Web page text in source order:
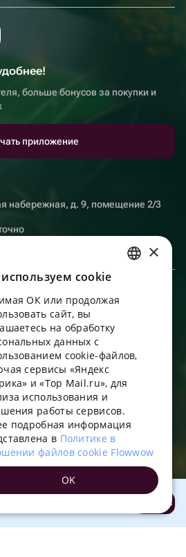
больше бонусов за покупки и
приложение
набережная, д. 9, помещение 2/3
данных
в области информационных
в сети “Интернет” по размещению
о реализации товаров.
, включенных в реестр
вычислительных машин и
«ФЛАУВАУ»
вн.тер. г. Муниципальный округ
д. 9, помещ. 2/3.
16-15
технологии
на первый заказ!
в приложении!
Открыть
ENGLISH
UKRAINIAN
PORTUGUESE
FRENCH
TURKISH
POLISH
×
сookie
ОК или продолжая
сайт, вы
на обработку
данных с
cookie-файлов,
сервисы «Яндекс
и «Top Mail.ru», для
использования и
работы сервисов.
подробная информация
в Политике в
файлов cookie Flowwow
OK